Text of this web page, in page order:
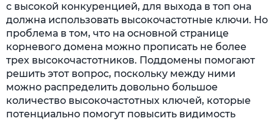
с высокой конкуренцией, для выхода в топ она
должна использовать высокочастотные ключи. Но
проблема в том, что на основной странице
корневого домена можно прописать не более
трех высокочастотников. Поддомены помогают
решить этот вопрос, поскольку между ними
можно распределить довольно большое
количество высокочастотных ключей, которые
потенциально помогут повысить видимость